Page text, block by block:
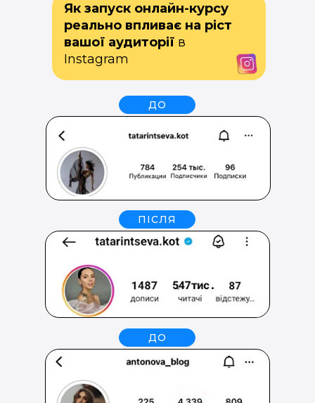
Як запуск онлайн-курсу
реально впливає на ріст
вашої аудиторії в
Instagram
ДО
ПІСЛЯ
ДО